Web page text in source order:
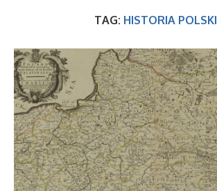
TAG: HISTORIA POLSKI